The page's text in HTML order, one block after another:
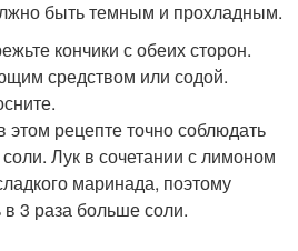
быть темным и прохладным.
кончики с обеих сторон.
средством или содой.
рецепте точно соблюдать
Лук в сочетании с лимоном
маринада, поэтому
3 раза больше соли.